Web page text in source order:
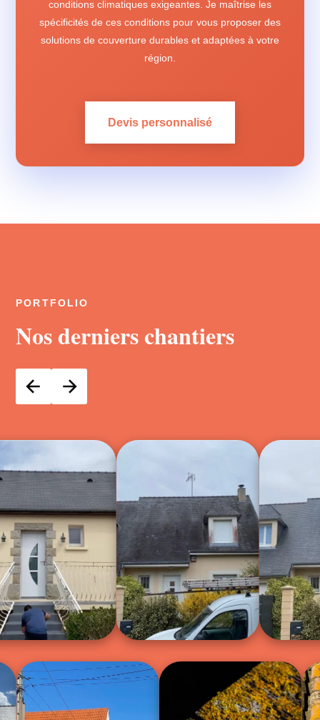
conditions climatiques exigeantes. Je maîtrise les
spécificités de ces conditions pour vous proposer des
solutions de couverture durables et adaptées à votre
région.
Devis personnalisé
PORTFOLIO
Nos derniers chantiers